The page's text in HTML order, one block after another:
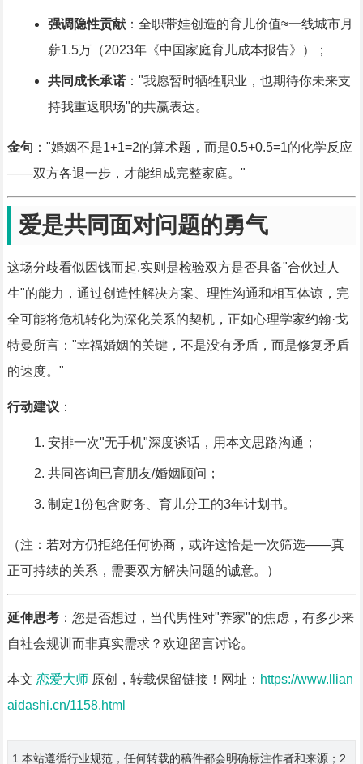
强调隐性贡献：全职带娃创造的育儿价值≈一线城市月
薪1.5万（2023年《中国家庭育儿成本报告》）；
共同成长承诺："我愿暂时牺牲职业，也期待你未来支
持我重返职场"的共赢表达。
金句 ："婚姻不是1+1=2的算术题，而是0.5+0.5=1的化学反应
——双方各退一步，才能组成完整家庭。"
爱是共同面对问题的勇气
这场分歧看似因钱而起,实则是检验双方是否具备"合伙过人
生"的能力，通过创造性解决方案、理性沟通和相互体谅，完
全可能将危机转化为深化关系的契机，正如心理学家约翰·戈
特曼所言："幸福婚姻的关键，不是没有矛盾，而是修复矛盾
的速度。"
行动建议 ：
安排一次"无手机"深度谈话，用本文思路沟通；
共同咨询已育朋友/婚姻顾问；
制定1份包含财务、育儿分工的3年计划书。
（注：若对方仍拒绝任何协商，或许这恰是一次筛选——真
正可持续的关系，需要双方解决问题的诚意。）
延伸思考：您是否想过，当代男性对"养家"的焦虑，有多少来
自社会规训而非真实需求？欢迎留言讨论。
本文 恋爱大师原创，转载保留链接！网址： https://www.llian
aidashi.cn/1158.html
1.本站遵循行业规范，任何转载的稿件都会明确标注作者和来源；2.